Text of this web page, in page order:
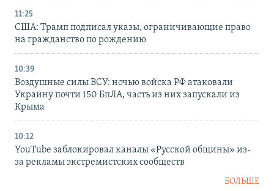
11:25
США: Трамп подписал указы, ограничивающие право
на гражданство по рождению
10:39
Воздушные силы ВСУ: ночью войска РФ атаковали
Украину почти 150 БпЛА, часть из них запускали из
Крыма
10:12
YouTube заблокировал каналы «Русской общины» из-
за рекламы экстремистских сообществ
БОЛЬШЕ